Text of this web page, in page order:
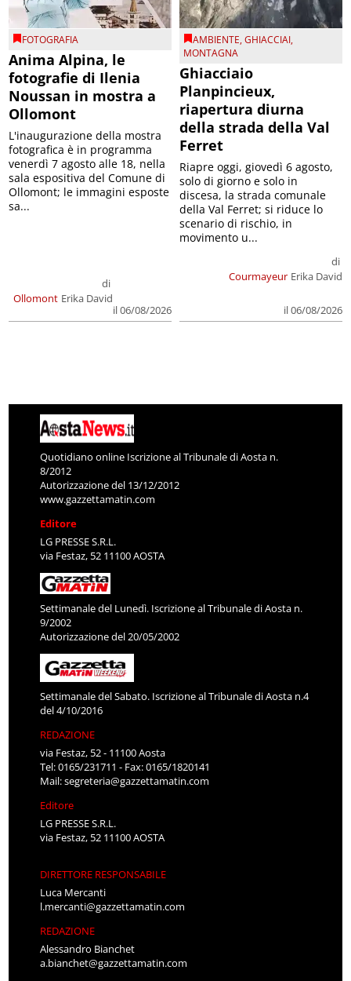
FOTOGRAFIA
Anima Alpina, le
fotografie di Ilenia
Noussan in mostra a
Ollomont
Ollomont
di
Erika David
il 06/08/2026
L'inaugurazione della mostra
fotografica è in programma
venerdì 7 agosto alle 18, nella
sala espositiva del Comune di
Ollomont; le immagini esposte
sa...
AMBIENTE,GHIACCIAI,
MONTAGNA
Ghiacciaio
Planpincieux,
riapertura diurna
della strada della Val
Ferret
Courmayeur
di
Erika David
il 06/08/2026
Riapre oggi, giovedì 6 agosto,
solo di giorno e solo in
discesa, la strada comunale
della Val Ferret; si riduce lo
scenario di rischio, in
movimento u...
Quotidiano online Iscrizione al Tribunale di Aosta n.
8/2012
Autorizzazione del 13/12/2012
www.gazzettamatin.com
Editore
LG PRESSE S.R.L.
via Festaz, 52 11100 AOSTA
Settimanale del Lunedì. Iscrizione al Tribunale di Aosta n.
9/2002
Autorizzazione del 20/05/2002
Settimanale del Sabato. Iscrizione al Tribunale di Aosta n.4
del 4/10/2016
REDAZIONE
via Festaz, 52 - 11100 Aosta
Tel: 0165/231711 - Fax: 0165/1820141
Mail:segreteria@gazzettamatin.com
Editore
LG PRESSE S.R.L.
via Festaz, 52 11100 AOSTA
DIRETTORE RESPONSABILE
Luca Mercanti
l.mercanti@gazzettamatin.com
REDAZIONE
Alessandro Bianchet
a.bianchet@gazzettamatin.com